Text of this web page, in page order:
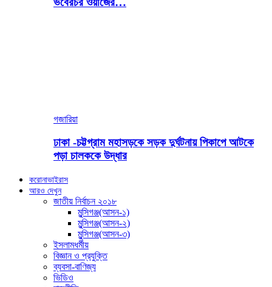
গজারিয়া
ঢাকা -চট্টগ্রাম মহাসড়কে সড়ক দুর্ঘটনায় পিকাপে আটকে
পড়া চালককে উদ্ধার
করোনাভাইরাস
আরও দেখুন
জাতীয় নির্বাচন ২০১৮
মুন্সিগঞ্জ(আসন-১)
মুন্সিগঞ্জ(আসন-২)
মুন্সিগঞ্জ(আসন-৩)
ইসলামধর্মীয়
বিজ্ঞান ও প্রযুক্তি
ব্যবসা-বাণিজ্য
ভিডিও